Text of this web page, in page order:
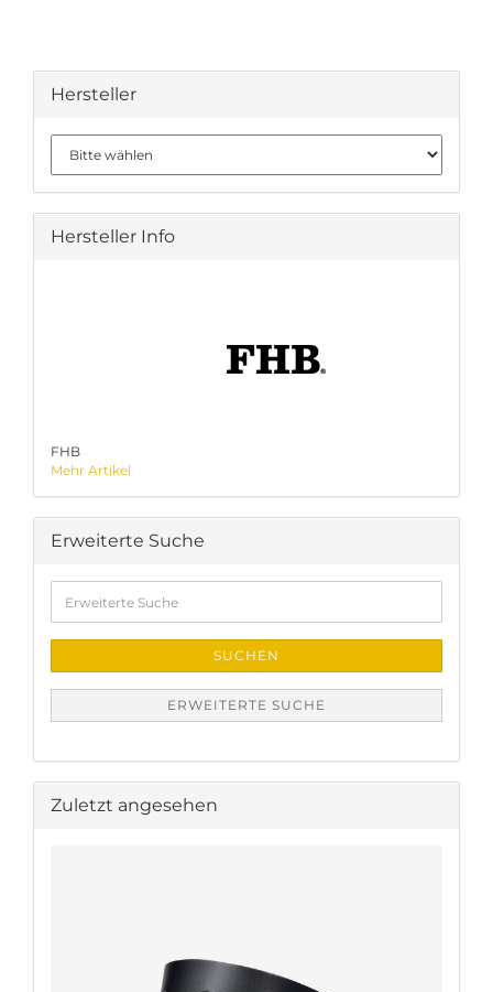
Hersteller
Hersteller Info
FHB
Mehr Artikel
Erweiterte Suche
Suche
SUCHEN
ERWEITERTE SUCHE
Zuletzt angesehen